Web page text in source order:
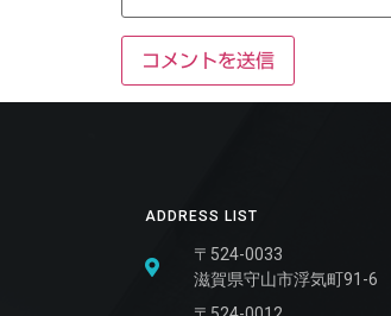
ADDRESS LIST
〒524-0033
滋賀県守山市浮気町91-6